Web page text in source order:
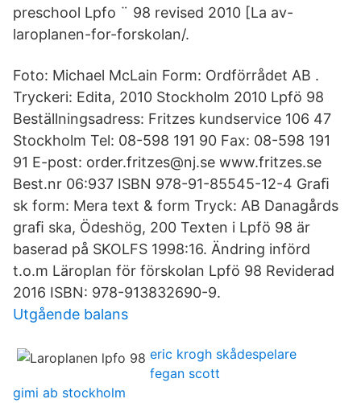
preschool Lpfo ¨ 98 revised 2010 [La av-
laroplanen-for-forskolan/.
Foto: Michael McLain Form: Ordförrådet AB .
Tryckeri: Edita, 2010 Stockholm 2010 Lpfö 98
Beställningsadress: Fritzes kundservice 106 47
Stockholm Tel: 08-598 191 90 Fax: 08-598 191
91 E-post: order.fritzes@nj.se www.fritzes.se
Best.nr 06:937 ISBN 978-91-85545-12-4 Graﬁ
sk form: Mera text & form Tryck: AB Danagårds
graﬁ ska, Ödeshög, 200 Texten i Lpfö 98 är
baserad på SKOLFS 1998:16. Ändring införd
t.o.m Läroplan för förskolan Lpfö 98 Reviderad
2016 ISBN: 978-913832690-9.
Utgående balans
eric krogh skådespelare
fegan scott
gimi ab stockholm